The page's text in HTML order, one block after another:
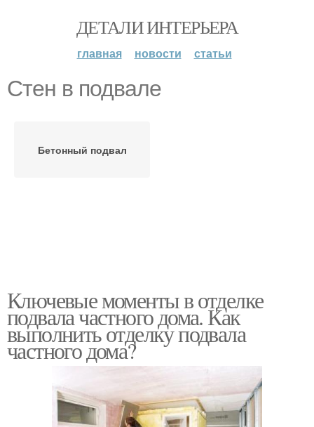
ДЕТАЛИ ИНТЕРЬЕРА
главная новости статьи
Стен в подвале
Бетонный подвал
Ключевые моменты в отделке
подвала частного дома. Как
выполнить отделку подвала
частного дома?